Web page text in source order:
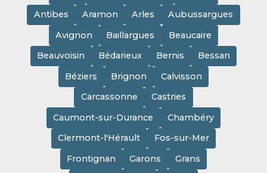
Antibes
Aramon Arles
Aubussargues
Avignon
Baillargues
Beaucaire
Beauvoisin
Bédarieux Bernis
Bessan
Béziers
Brignon
Calvisson
Carcassonne
Castries
Caumont-sur-Durance
Chambéry
Clermont-l'Hérault
Fos-sur-Mer
Frontignan
Garons
Grans